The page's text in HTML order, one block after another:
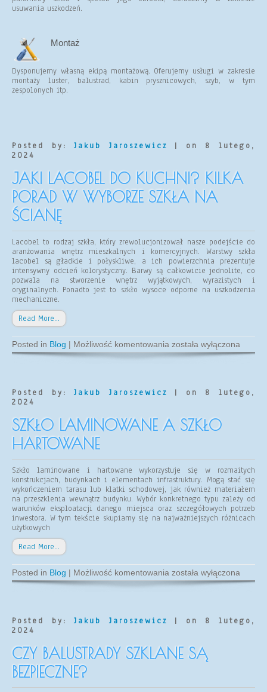
usuwania uszkodzeń.
Montaż
Dysponujemy własną ekipą montażową. Oferujemy usługi w zakresie
montaży luster, balustrad, kabin prysznicowych, szyb, w tym
zespolonych itp.
Posted by:Jakub Jaroszewicz | on 8 lutego,
2024
JAKI LACOBEL DO KUCHNI? KILKA
PORAD W WYBORZE SZKŁA NA
ŚCIANĘ
Lacobel to rodzaj szkła, który zrewolucjonizował nasze podejście do
aranżowania wnętrz mieszkalnych i komercyjnych. Warstwy szkła
lacobel są gładkie i połyskliwe, a ich powierzchnia prezentuje
intensywny odcień kolorystyczny. Barwy są całkowicie jednolite, co
pozwala na stworzenie wnętrz wyjątkowych, wyrazistych i
oryginalnych. Ponadto jest to szkło wysoce odporne na uszkodzenia
mechaniczne.
Read More…
Posted in Blog | Możliwość komentowania Jaki
lacobel
porad
szkła
na
została wyłączona
Posted by:Jakub Jaroszewicz | on 8 lutego,
2024
SZKŁO LAMINOWANE A SZKŁO
HARTOWANE
Szkło laminowane i hartowane wykorzystuje się w rozmaitych
konstrukcjach, budynkach i elementach infrastruktury. Mogą stać się
wykończeniem tarasu lub klatki schodowej, jak również materiałem
na przeszklenia wewnątrz budynku. Wybór konkretnego typu zależy od
warunków eksploatacji danego miejsca oraz szczegółowych potrzeb
inwestora. W tym tekście skupiamy się na najważniejszych różnicach
użytkowych
Read More…
Posted in Blog | Możliwość komentowania Szkło
laminowane
została wyłączona
Posted by:Jakub Jaroszewicz | on 8 lutego,
2024
CZY BALUSTRADY SZKLANE SĄ
BEZPIECZNE?